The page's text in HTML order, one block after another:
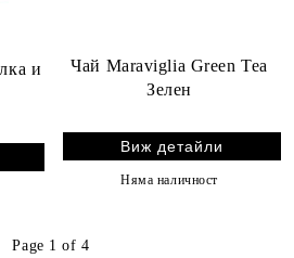
и
Чай Maraviglia Green Tea
Зелен
Виж детайли
Няма наличност
Page 1 of 4